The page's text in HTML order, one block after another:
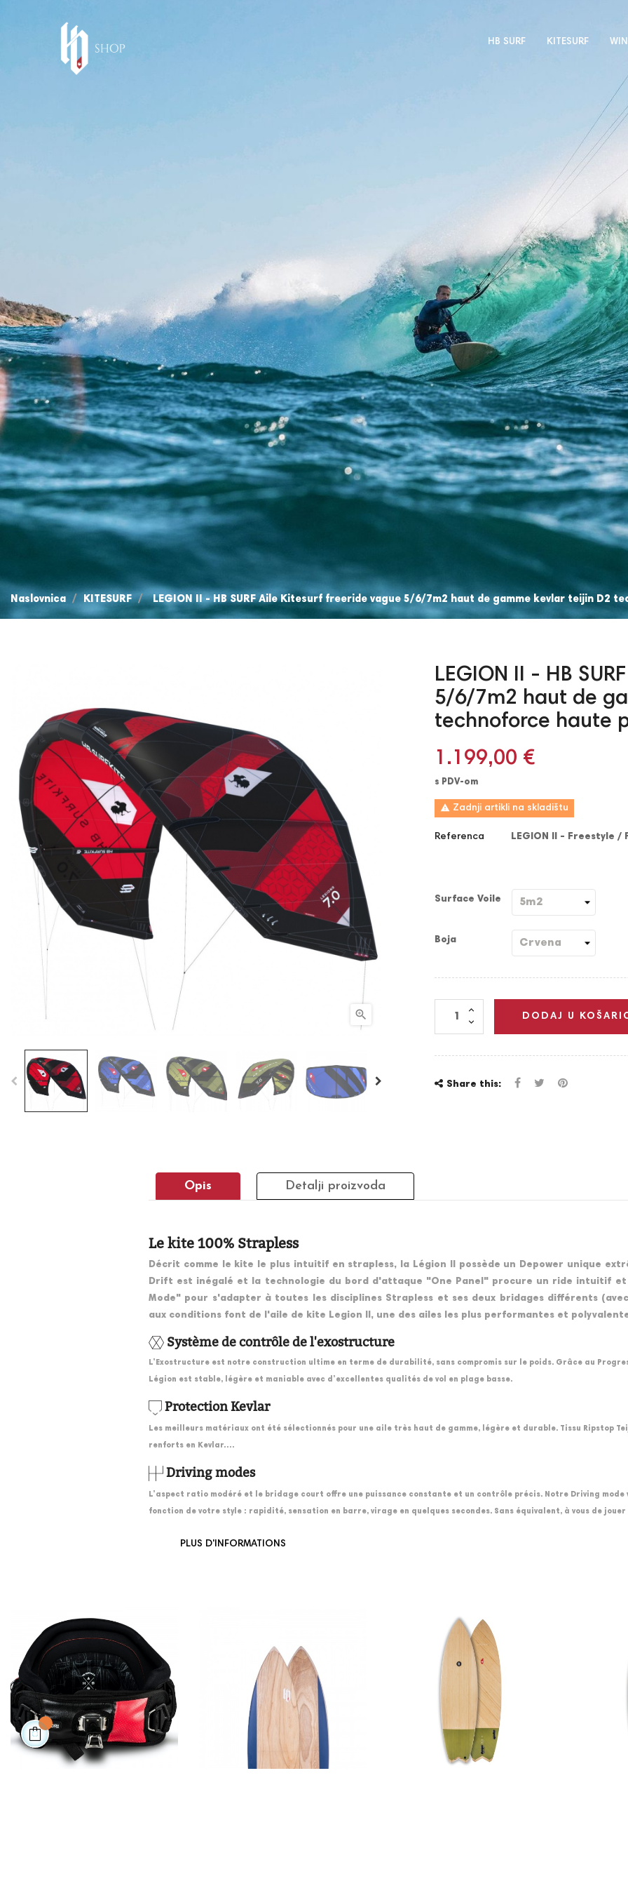
HB SURF KITESURF
Naslovnica KITESURF LEGION II - HB SURF Aile Kitesurf freeride vague 5/6/7m2 haut de gamme kevlar teijin D2

LEGION II - HB
5/6/7m2 haut de
technoforce haute
1.199,00 €
s PDV-om
 Zadnji artikli na skladištu
Referenca LEGION II - Freestyle
Surface Voile
Boja
DODAJ U
Share this:
Opis Detalji proizvoda
Le kite 100% Strapless
Décrit comme le kite le plus intuitif en strapless, la Légion II possède un Depower unique
Drift est inégalé et la technologie du bord d'attaque "One Panel" procure un ride intuitif
Mode" pour s'adapter à toutes les disciplines Strapless et ses deux bridages différents
aux conditions font de l'aile de kite Legion II, une des ailes les plus performantes et
Système de contrôle de l'exostructure
L’Exostructure est notre construction ultime en terme de durabilité, sans compromis sur le poids. Grâce au
Légion est stable, légère et maniable avec d’excellentes qualités de vol en plage basse.
Protection Kevlar
Les meilleurs matériaux ont été sélectionnés pour une aile très haut de gamme, légère et durable. Tissu Ripstop
renforts en Kevlar….
Driving modes
L’aspect ratio modéré et le bridage court offre une puissance constante et un contrôle précis. Notre Driving
fonction de votre style : rapidité, sensation en barre, virage en quelques secondes. Sans équivalent, à vous de jouer
PLUS D'INFORMATIONS